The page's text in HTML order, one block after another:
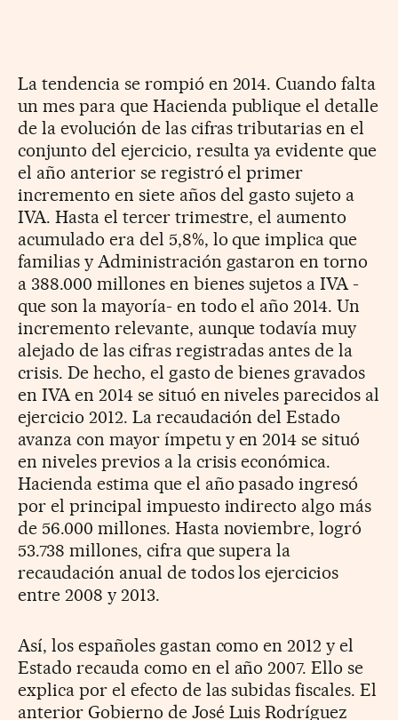
La tendencia se rompió en 2014. Cuando falta
un mes para que Hacienda publique el detalle
de la evolución de las cifras tributarias en el
conjunto del ejercicio, resulta ya evidente que
el año anterior se registró el primer
incremento en siete años del gasto sujeto a
IVA. Hasta el tercer trimestre, el aumento
acumulado era del 5,8%, lo que implica que
familias y Administración gastaron en torno
a 388.000 millones en bienes sujetos a IVA -
que son la mayoría- en todo el año 2014. Un
incremento relevante, aunque todavía muy
alejado de las cifras registradas antes de la
crisis. De hecho, el gasto de bienes gravados
en IVA en 2014 se situó en niveles parecidos al
ejercicio 2012. La recaudación del Estado
avanza con mayor ímpetu y en 2014 se situó
en niveles previos a la crisis económica.
Hacienda estima que el año pasado ingresó
por el principal impuesto indirecto algo más
de 56.000 millones. Hasta noviembre, logró
53.738 millones, cifra que supera la
recaudación anual de todos los ejercicios
entre 2008 y 2013.
Así, los españoles gastan como en 2012 y el
Estado recauda como en el año 2007. Ello se
explica por el efecto de las subidas fiscales. El
anterior Gobierno de José Luis Rodríguez